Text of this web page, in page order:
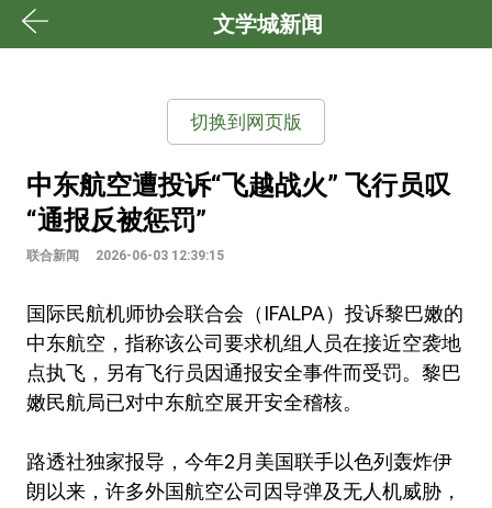
文学城新闻
切换到网页版
中东航空遭投诉“飞越战火” 飞行员叹
“通报反被惩罚”
联合新闻 2026-06-03 12:39:15
国际民航机师协会联合会（IFALPA）投诉黎巴嫩的
中东航空，指称该公司要求机组人员在接近空袭地
点执飞，另有飞行员因通报安全事件而受罚。黎巴
嫩民航局已对中东航空展开安全稽核。
路透社独家报导，今年2月美国联手以色列轰炸伊
朗以来，许多外国航空公司因导弹及无人机威胁，